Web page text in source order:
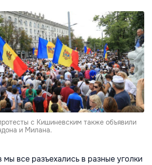
с Кишиневским также объявили
и Милана.
мы все разъехались в разные уголки